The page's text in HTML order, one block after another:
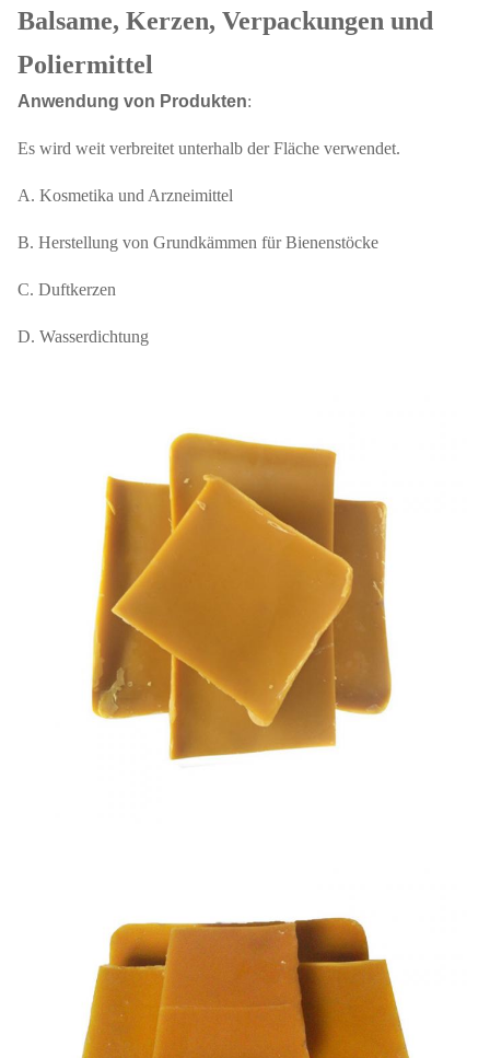
Balsame, Kerzen, Verpackungen und
Poliermittel
Anwendung von Produkten:
Es wird weit verbreitet unterhalb der Fläche verwendet.
A. Kosmetika und Arzneimittel
B. Herstellung von Grundkämmen für Bienenstöcke
C. Duftkerzen
D. Wasserdichtung